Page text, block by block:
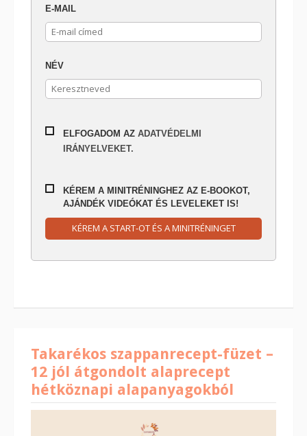
E-MAIL
NÉV
ELFOGADOM AZ ADATVÉDELMI
IRÁNYELVEKET.
KÉREM A MINITRÉNINGHEZ AZ E-BOOKOT,
AJÁNDÉK VIDEÓKAT ÉS LEVELEKET IS!
KÉREM A START-OT ÉS A MINITRÉNINGET
Takarékos szappanrecept-füzet –
12 jól átgondolt alaprecept
hétköznapi alapanyagokból